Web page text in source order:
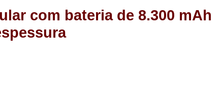
com bateria de 8.300 mAh